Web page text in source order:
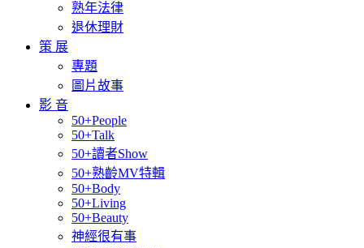
熟年法律
退休理財
策 展
專題
圖片故事
影 音
50+People
50+Talk
50+讀者Show
50+熟齡MV特輯
50+Body
50+Living
50+Beauty
神經很有事